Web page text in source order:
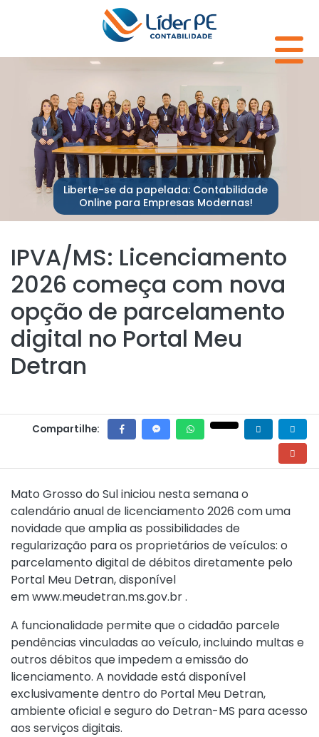
Liberte-se da papelada: Contabilidade
Online para Empresas Modernas!
IPVA/MS: Licenciamento
2026 começa com nova
opção de parcelamento
digital no Portal Meu
Detran
Compartilhe:
Mato Grosso do Sul iniciou nesta semana o
calendário anual de licenciamento 2026 com uma
novidade que amplia as possibilidades de
regularização para os proprietários de veículos: o
parcelamento digital de débitos diretamente pelo
Portal Meu Detran, disponível
emwww.meudetran.ms.gov.br.
A funcionalidade permite que o cidadão parcele
pendências vinculadas ao veículo, incluindo multas e
outros débitos que impedem a emissão do
licenciamento. A novidade está disponível
exclusivamente dentro do Portal Meu Detran,
ambiente oficial e seguro do Detran-MS para acesso
aos serviços digitais.